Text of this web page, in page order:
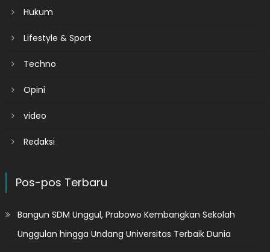
Hukum
Lifestyle & Sport
Techno
Opini
video
Redaksi
Pos-pos Terbaru
Bangun SDM Unggul, Prabowo Kembangkan Sekolah
Unggulan hingga Undang Universitas Terbaik Dunia